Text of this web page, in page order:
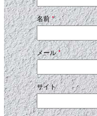
名前*
メール*
サイト